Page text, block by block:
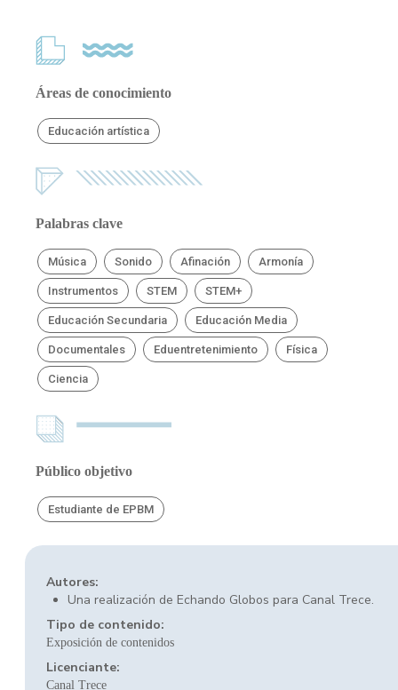
Áreas de conocimiento
Educación artística
Palabras clave
Música Sonido Afinación Armonía
Instrumentos STEM STEM+
Educación Secundaria Educación Media
Documentales Eduentretenimiento Física
Ciencia
Público objetivo
Estudiante de EPBM
Autores:
Una realización de Echando Globos para Canal Trece.
Tipo de contenido:
Exposición de contenidos
Licenciante:
Canal Trece